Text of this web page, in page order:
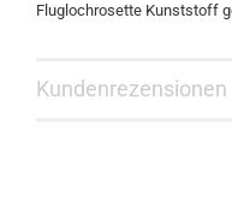
Fluglochrosette Kunststoff
Kundenrezensionen